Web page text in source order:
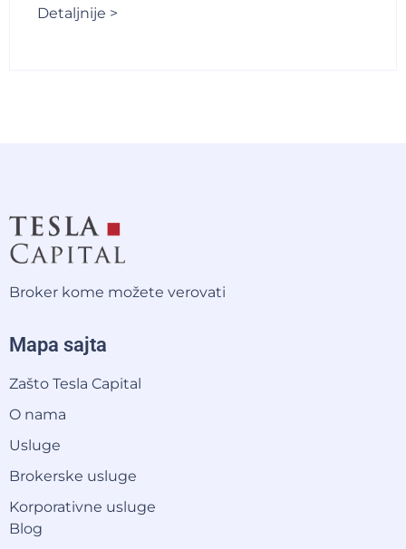
Detaljnije >
Broker kome možete verovati
Mapa sajta
Zašto Tesla Capital
O nama
Usluge
Brokerske usluge
Korporativne usluge
Blog